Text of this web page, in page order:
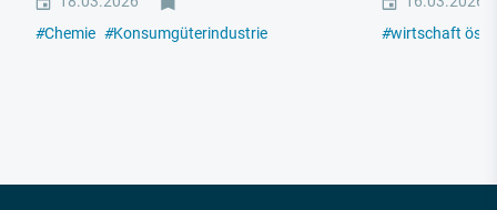
#Chemie #Konsumgüterindustrie
#wirtschaft